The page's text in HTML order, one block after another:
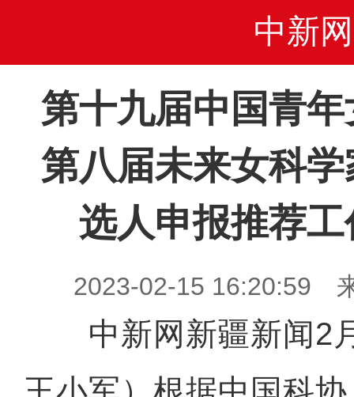
中新网
第十九届中国青
第八届未来女科
选人申报推荐
2023-02-15 16:20:59
中新网新疆新闻2